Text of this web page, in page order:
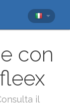
con
il